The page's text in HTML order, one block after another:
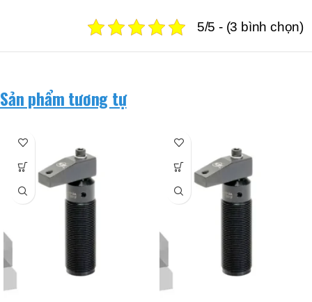
5/5 - (3 bình chọn)
Sản phẩm tương tự